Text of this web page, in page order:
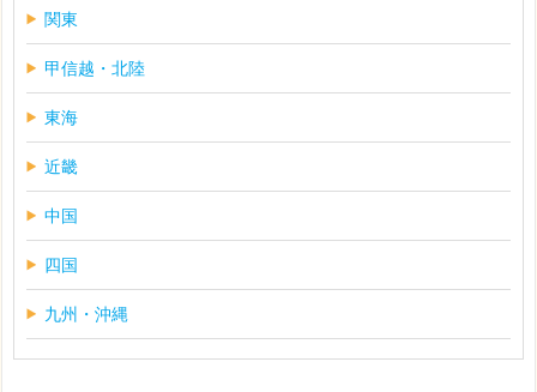
関東
甲信越・北陸
東海
近畿
中国
四国
九州・沖縄